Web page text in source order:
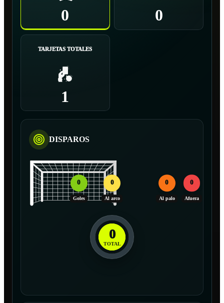
0 0
TARJETAS TOTALES
1
DISPAROS
0
Goles
0
Al arco
0
Al palo
0
Afuera
0
TOTAL